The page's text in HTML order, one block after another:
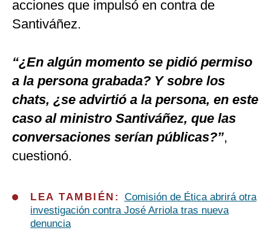
acciones que impulsó en contra de
Santiváñez.
“¿En algún momento se pidió permiso
a la persona grabada? Y sobre los
chats, ¿se advirtió a la persona, en este
caso al ministro Santiváñez, que las
conversaciones serían públicas?”,
cuestionó.
LEA TAMBIÉN: Comisión de Ética abrirá otra
investigación contra José Arriola tras nueva
denuncia